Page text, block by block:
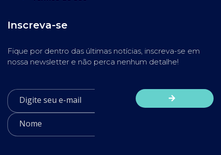
Inscreva-se
Fique por dentro das últimas notícias, inscreva-se em
nossa newsletter e não perca nenhum detalhe!